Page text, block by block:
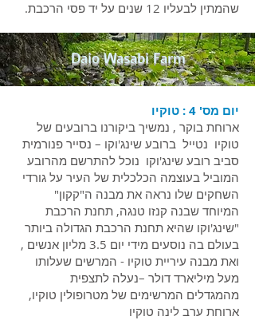
שהמתין לבעליו 12 שנים על יד פסי הרכבת.
Daio Wasabi Farm
יום מס' 4 : טוקיו
ארוחת בוקר , נמשיך ביקורנו ברובעים של
טוקיו נטייל ברובע שינג'וקו – נסייר פנורמית
סביב רובע שינג'וקו נוכל להתרשם מהרובע
המוביל בעוצמה הכלכלית של העיר על גורדי
השחקים שלו נראה את מבנה ה"קקון"
המיוחד שבנה קנזו טנגה, תחנת הרכבת
"שינג'וקו שהיא תחנת הרכבת הגדולה ביותר
בעולם בה נוסעים מידי יום 3.5 מליון אנשים ,
ואת מבנה עיריית טוקיו - המרשים שעלותו
מעל מיליארד דולר –נעלה לתצפית
מהמגדלים המרשימים של מטרופולין טוקיו,
ארוחת ערב לינה טוקיו